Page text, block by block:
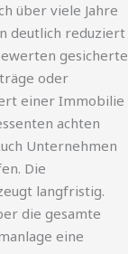
über viele Jahre
deutlich reduziert
gesicherte
oder
einer Immobilie
achten
Unternehmen
Die
langfristig.
die gesamte
eine